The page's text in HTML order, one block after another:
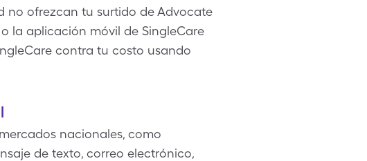
no ofrezcan tu surtido de Advocate
la aplicación móvil de SingleCare
contra tu costo usando
nacionales, como
de texto, correo electrónico,